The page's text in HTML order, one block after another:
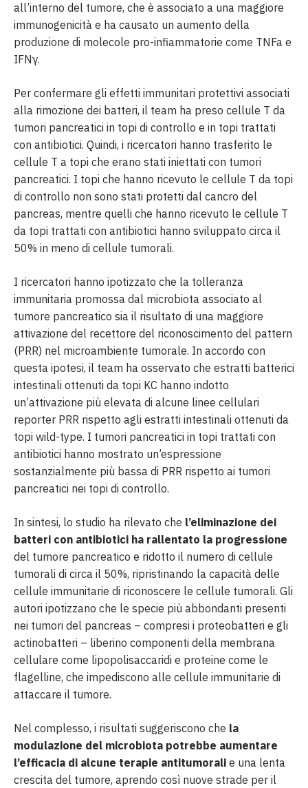
all’interno del tumore, che è associato a una maggiore
immunogenicità e ha causato un aumento della
produzione di molecole pro-infiammatorie come TNFa e
IFNγ.
Per confermare gli effetti immunitari protettivi associati
alla rimozione dei batteri, il team ha preso cellule T da
tumori pancreatici in topi di controllo e in topi trattati
con antibiotici. Quindi, i ricercatori hanno trasferito le
cellule T a topi che erano stati iniettati con tumori
pancreatici. I topi che hanno ricevuto le cellule T da topi
di controllo non sono stati protetti dal cancro del
pancreas, mentre quelli che hanno ricevuto le cellule T
da topi trattati con antibiotici hanno sviluppato circa il
50% in meno di cellule tumorali.
I ricercatori hanno ipotizzato che la tolleranza
immunitaria promossa dal microbiota associato al
tumore pancreatico sia il risultato di una maggiore
attivazione del recettore del riconoscimento del pattern
(PRR) nel microambiente tumorale. In accordo con
questa ipotesi, il team ha osservato che estratti batterici
intestinali ottenuti da topi KC hanno indotto
un’attivazione più elevata di alcune linee cellulari
reporter PRR rispetto agli estratti intestinali ottenuti da
topi wild-type. I tumori pancreatici in topi trattati con
antibiotici hanno mostrato un’espressione
sostanzialmente più bassa di PRR rispetto ai tumori
pancreatici nei topi di controllo.
In sintesi, lo studio ha rilevato che l’eliminazione dei
batteri con antibiotici ha rallentato la progressione
del tumore pancreatico e ridotto il numero di cellule
tumorali di circa il 50%, ripristinando la capacità delle
cellule immunitarie di riconoscere le cellule tumorali. Gli
autori ipotizzano che le specie più abbondanti presenti
nei tumori del pancreas – compresi i proteobatteri e gli
actinobatteri – liberino componenti della membrana
cellulare come lipopolisaccaridi e proteine come le
flagelline, che impediscono alle cellule immunitarie di
attaccare il tumore.
Nel complesso, i risultati suggeriscono che la
modulazione del microbiota potrebbe aumentare
l’efficacia di alcune terapie antitumorali e una lenta
crescita del tumore, aprendo così nuove strade per il